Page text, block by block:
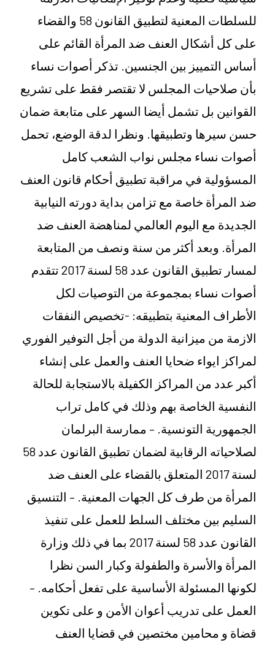
للسلطات المعنية لتطبيق القانون 58 والقضاء
على كل أشكال العنف ضد المرأة القائم على
أساس التمييز بين الجنسين. تذكر أصوات نساء
بأن صلاحيات المجلس لا تقتصر فقط على تشريع
القوانين بل تشمل أيضا السهر على متابعة ضمان
حسن سيرها وتطبيقها. ونظرا لدقة الوضع، تحمل
أصوات نساء مجلس نواب الشعب كامل
المسؤولية في مراقبة تطبيق أحكام قانون العنف
ضد المرأة خاصة مع تزامن بداية دورته النيابية
الجديدة مع اليوم العالمي لمناهضة العنف ضد
المرأة. وبعد أكثر من سنة ونصف من المتابعة
لمسار تطبيق القانون عدد 58 لسنة 2017 تتقدم
أصوات نساء بمجموعة من التوصيات لكل
الأطراف المعنية بتطبيقه: -تخصيص النفقات
الازمة من ميزانية الدولة من أجل التوفير الفوري
لمراكز ايواء ضحايا العنف والعمل على إنشاء
أكبر عدد من المراكز الكفيلة بالاستجابة للحالة
النفسية الخاصة بهم وذلك في كامل تراب
الجمهورية التونسية. – ممارسة البرلمان
لصلاحياته الرقابية لضمان تطبيق القانون عدد 58
لسنة 2017 المتعلق بالقضاء على العنف ضد
المرأة من طرف كل الجهات المعنية. – التنسيق
السليم بين مختلف السلط للعمل على تنفيذ
القانون عدد 58 لسنة 2017 بما في ذلك وزارة
المرأة والأسرة والطفولة وكبار السن نظرا
لكونها المسئولة الأساسية على تفعل أحكامه. –
العمل على تدريب أعوان الأمن و على تكوين
قضاة و محامين مختصين في قضايا العنف